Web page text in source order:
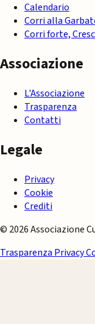
Calendario
Corri alla
Corri forte,
Associazione
L'Associazione
Trasparenza
Contatti
Legale
Privacy
Cookie
Crediti
© 2026 Associazione
Trasparenza Privacy